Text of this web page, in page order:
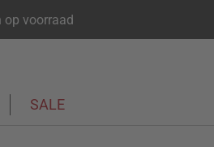
op voorraad
SALE